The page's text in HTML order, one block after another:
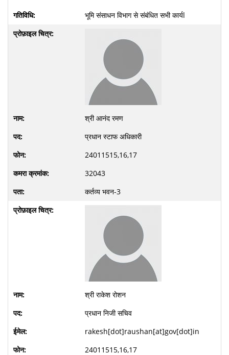
भूमि संसाधन विभाग से संबंधित सभी कार्यl
श्री आनंद रमण
प्रधान स्टाफ अधिकारी
24011515,16,17
32043
कर्तव्य भवन-3
श्री राकेश रोशन
प्रधान निजी सचिव
rakesh[dot]raushan[at]gov[dot]in
24011515,16,17